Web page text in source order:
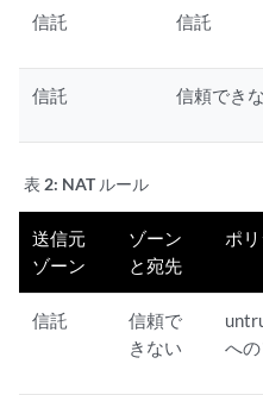
信託 信託
信託 信頼でき
表 2: NAT ルール
送信元
ゾーン
ゾーン
と宛先
ポ
信託
信頼で
きない
へ